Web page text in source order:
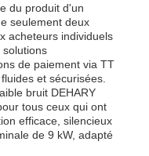
du produit d'un
seulement deux
acheteurs individuels
de paiement via TT
et sécurisées.
bruit DEHARY
tous ceux qui ont
efficace, silencieux
de 9 kW, adapté